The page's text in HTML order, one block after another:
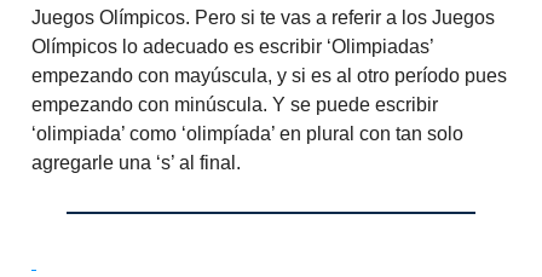
Juegos Olímpicos. Pero si te vas a referir a los Juegos
Olímpicos lo adecuado es escribir ‘Olimpiadas’
empezando con mayúscula, y si es al otro período pues
empezando con minúscula. Y se puede escribir
‘olimpiada’ como ‘olimpíada’ en plural con tan solo
agregarle una ‘s’ al final.